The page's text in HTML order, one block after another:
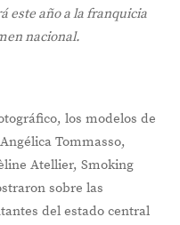
este año a la franquicia
nacional.
los modelos de
Tommasso,
Atellier, Smoking
sobre las
del estado central